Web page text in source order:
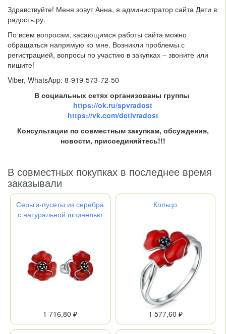
Здравствуйте! Меня зовут Анна, я администратор сайта Дети в
радость.ру.
По всем вопросам, касающимся работы сайта можно
обращаться напрямую ко мне. Возникли проблемы с
регистрацией, вопросы по участию в закупках – звоните или
пишите!
Viber, WhatsApp: 8-919-573-72-50
В социальных сетях организованы группы
https://ok.ru/spvradost
https://vk.com/detivradost
Консультации по совместным закупкам, обсуждения,
новости, присоединяйтесь!!!
В совместных покупках в последнее время
заказывали
Серьги-пусеты из серебра
с натуральной шпинелью
1 716,80 ₽
Кольцо
1 577,60 ₽